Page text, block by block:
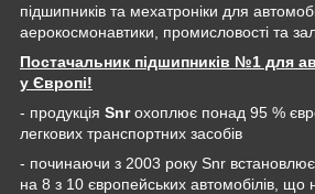
підшипників та мехатроніки для
аерокосмонавтики, промисловості та
Постачальник підшипників №1 для
у Європі!
- продукція Snrохоплює понад 95 %
легкових транспортних засобів
- починаючи з 2003 року Snr встановлює
на 8 з 10 європейських автомобілів, що